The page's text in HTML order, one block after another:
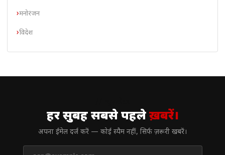
मनोरंजन
विदेश
हर सुबह सबसे पहलेख़बरें।
अपना ईमेल दर्ज करें — कोई स्पैम नहीं, सिर्फ ज़रूरी खबरें।